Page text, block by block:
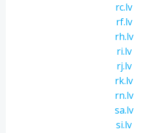
rc.lv
rf.lv
rh.lv
ri.lv
rj.lv
rk.lv
rn.lv
sa.lv
si.lv